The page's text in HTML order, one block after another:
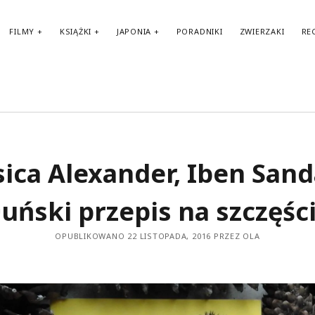
FILMY KSIĄŻKI JAPONIA PORADNIKI ZWIERZAKI
Alexander, Iben
przepis na
OPUBLIKOWANO 22 LISTOPADA, 2016 PRZEZ OLA